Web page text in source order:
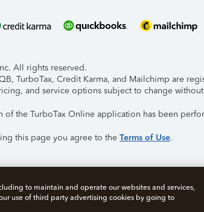
All rights reserved.
TurboTax, Credit Karma, and Mailchimp are
and service options subject to change
of the TurboTax Online application has been
this page you agree to the Terms of Use.
Cookies
to maintain and operate our websites and services,
use of third party advertising cookies by going to